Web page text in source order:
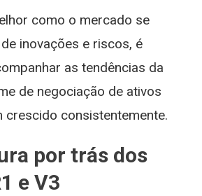
como o mercado se
inovações e riscos, é
as tendências da
de negociação de ativos
crescido consistentemente.
por trás dos
e V3